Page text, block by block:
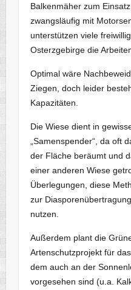
Balkenmäher zum
zwangsläufig mit
unterstützen viele
Osterzgebirge die
Optimal wäre
Ziegen, doch leider
Kapazitäten.
Die Wiese dient in
„Samenspender“, da oft
der Fläche beräumt und
einer anderen Wiese
Überlegungen, diese
zur
nutzen.
Außerdem plant die
Artenschutzprojekt für
dem auch an der
vorgesehen sind (u.a.